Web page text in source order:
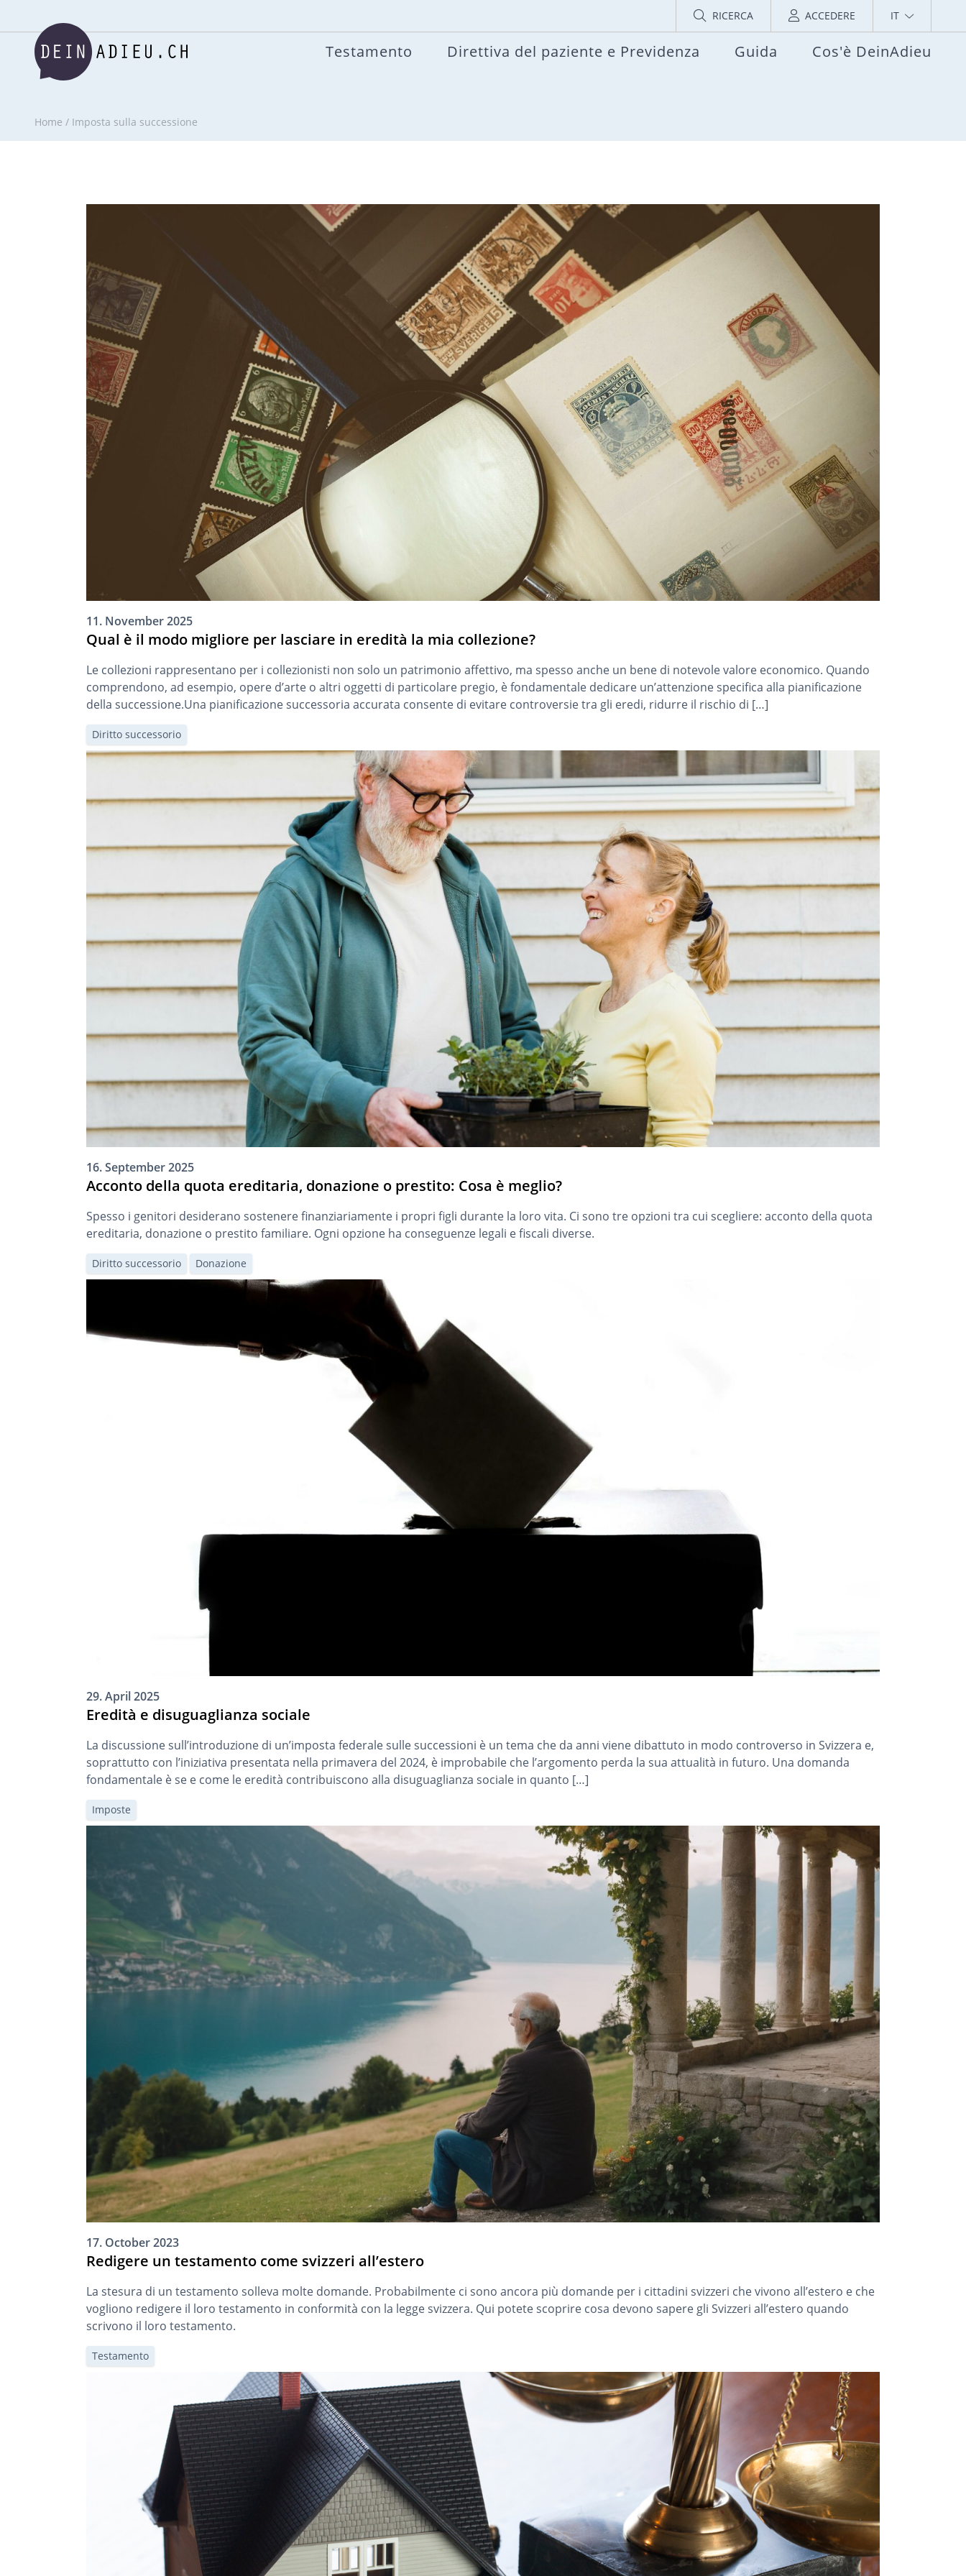
RICERCA ACCEDERE IT
Testamento Direttiva del paziente e Previdenza Guida Cos'è DeinAdieu
Home / Imposta sulla successione
11. November 2025
Qual è il modo migliore per lasciare in eredità la mia collezione?
Le collezioni rappresentano per i collezionisti non solo un patrimonio affettivo, ma spesso anche un bene di notevole valore economico. Quando
comprendono, ad esempio, opere d’arte o altri oggetti di particolare pregio, è fondamentale dedicare un’attenzione specifica alla pianificazione
della successione.Una pianificazione successoria accurata consente di evitare controversie tra gli eredi, ridurre il rischio di […]
Diritto successorio
16. September 2025
Acconto della quota ereditaria, donazione o prestito: Cosa è meglio?
Spesso i genitori desiderano sostenere finanziariamente i propri figli durante la loro vita. Ci sono tre opzioni tra cui scegliere: acconto della quota
ereditaria, donazione o prestito familiare. Ogni opzione ha conseguenze legali e fiscali diverse.
Diritto successorio Donazione
29. April 2025
Eredità e disuguaglianza sociale
La discussione sull’introduzione di un’imposta federale sulle successioni è un tema che da anni viene dibattuto in modo controverso in Svizzera e,
soprattutto con l’iniziativa presentata nella primavera del 2024, è improbabile che l’argomento perda la sua attualità in futuro. Una domanda
fondamentale è se e come le eredità contribuiscono alla disuguaglianza sociale in quanto […]
Imposte
17. October 2023
Redigere un testamento come svizzeri all’estero
La stesura di un testamento solleva molte domande. Probabilmente ci sono ancora più domande per i cittadini svizzeri che vivono all’estero e che
vogliono redigere il loro testamento in conformità con la legge svizzera. Qui potete scoprire cosa devono sapere gli Svizzeri all’estero quando
scrivono il loro testamento.
Testamento